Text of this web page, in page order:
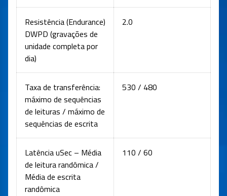
Resistência (Endurance)
DWPD (gravações de
unidade completa por
dia)
2.0
Taxa de transferência:
máximo de sequências
de leituras / máximo de
sequências de escrita
530 / 480
Latência uSec – Média
de leitura randômica /
Média de escrita
randômica
110 / 60